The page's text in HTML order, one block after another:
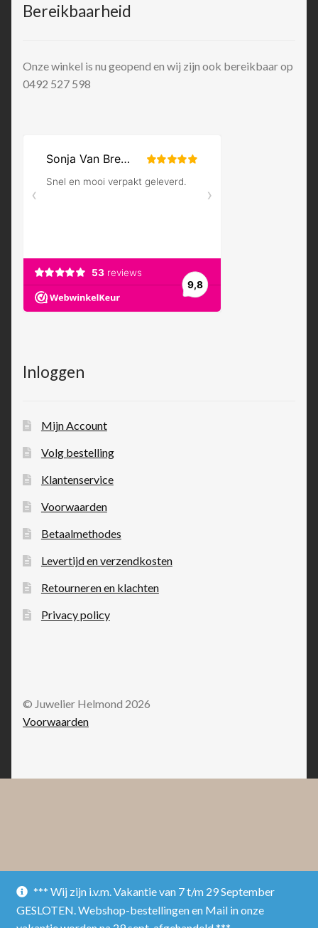
*** Wij zijn i.v.m. Vakantie van 7 t/m 29 September
GESLOTEN. Webshop-bestellingen en Mail in onze
Bereikbaarheid
Onze winkel is nu geopend en wij zijn ook bereikbaar op
0492 527 598
Inloggen
Mijn Account
Volg bestelling
Klantenservice
Voorwaarden
Betaalmethodes
Levertijd en verzendkosten
Retourneren en klachten
Privacy policy
© Juwelier Helmond 2026
Voorwaarden